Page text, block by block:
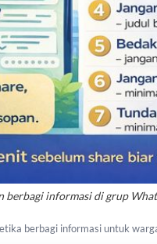
berbagi informasi di grup
berbagi informasi untuk